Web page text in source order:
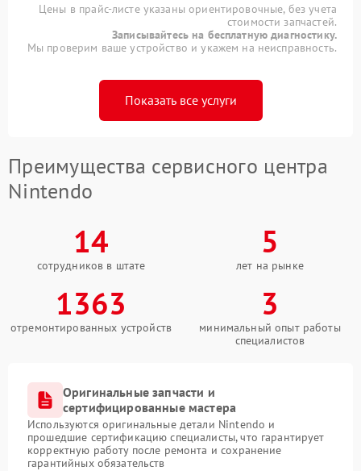
Цены в прайс-листе указаны ориентировочные, без учета
стоимости запчастей.
Записывайтесь на бесплатную диагностику.
Мы проверим ваше устройство и укажем на неисправность.
Показать все услуги
Преимущества сервисного центра
Nintendo
14
сотрудников в штате
5
лет на рынке
1363
отремонтированных устройств
3
минимальный опыт работы
специалистов
Оригинальные запчасти и
сертифицированные мастера
Используются оригинальные детали Nintendo и
прошедшие сертификацию специалисты, что гарантирует
корректную работу после ремонта и сохранение
гарантийных обязательств